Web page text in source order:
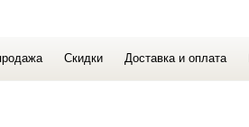
Скидки Доставка и оплата